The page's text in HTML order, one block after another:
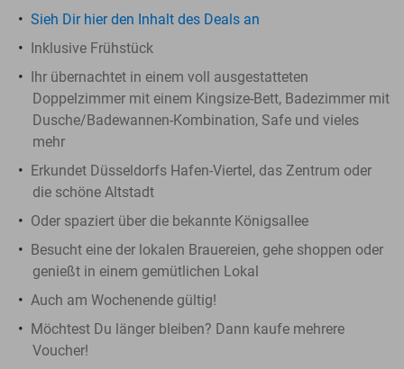
Sieh Dir hier den Inhalt des Deals an
Inklusive Frühstück
Ihr übernachtet in einem voll ausgestatteten
Doppelzimmer mit einem Kingsize-Bett, Badezimmer mit
Dusche/Badewannen-Kombination, Safe und vieles
mehr
Erkundet Düsseldorfs Hafen-Viertel, das Zentrum oder
die schöne Altstadt
Oder spaziert über die bekannte Königsallee
Besucht eine der lokalen Brauereien, gehe shoppen oder
genießt in einem gemütlichen Lokal
Auch am Wochenende gültig!
Möchtest Du länger bleiben? Dann kaufe mehrere
Voucher!